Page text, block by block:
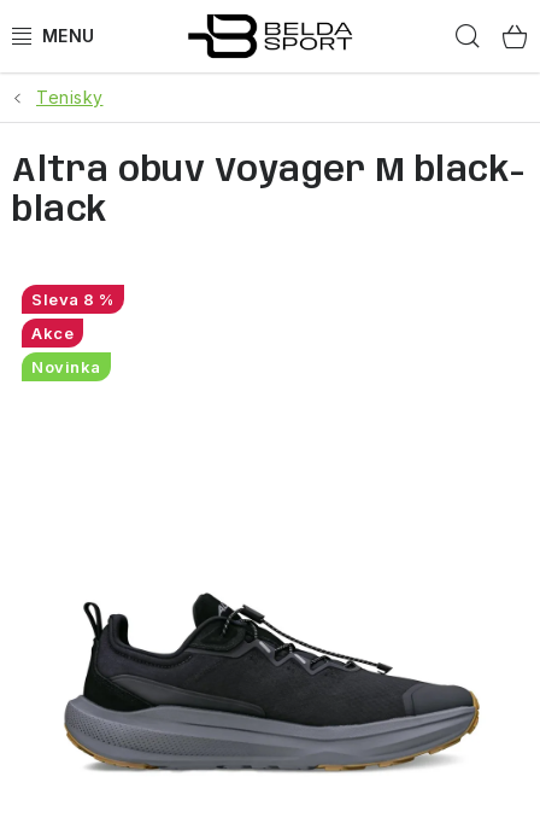
na
SPORTY
BĚH
BOGNER
OBLEČENÍ
NAŠE SLUŽBY
NEZAŘAZENÉ
NOVÝ IMPORT
Tenisky
Altra obuv Voyager M black-
black
8 %
Akce
Novinka